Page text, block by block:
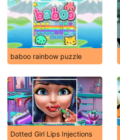
baboo rainbow puzzle
Dotted Girl Lips Injections